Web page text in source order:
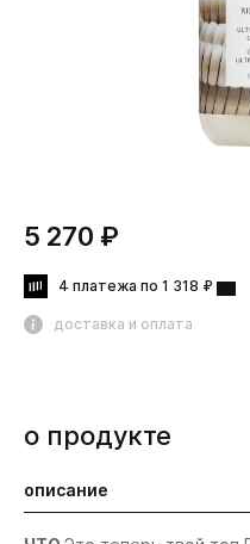
5 270 ₽
4 платежа по 1 318 ₽
доставка и оплата
о продукте
описание